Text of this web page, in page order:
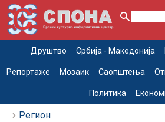
Друштво Србија - Македонија
Репортаже Мозаик Саопштења
Политика
Регион